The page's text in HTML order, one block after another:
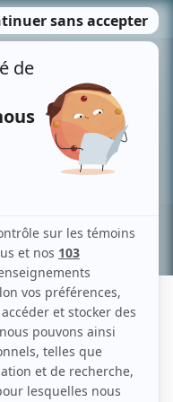
MENU
Recherche avancée »